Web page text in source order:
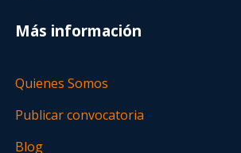
Más información
Quienes Somos
Publicar convocatoria
Blog